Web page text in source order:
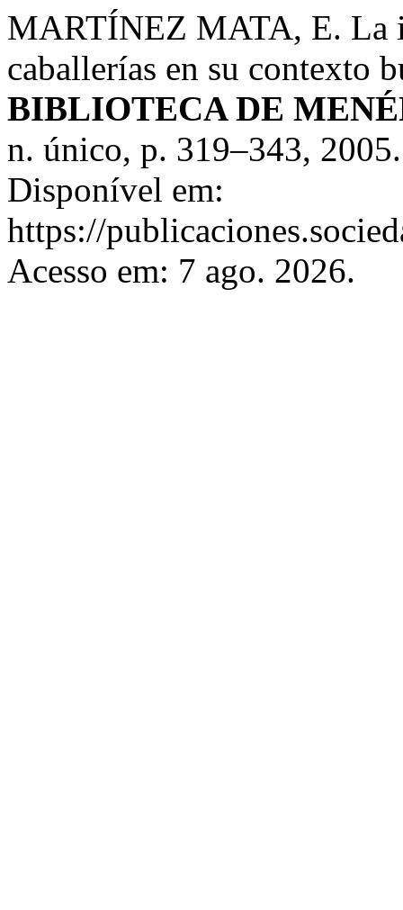
MARTÍNEZ MATA, E. La
caballerías en su contexto
BIBLIOTECA DE
n. único, p. 319–343,
Disponível em:
https://
Acesso em: 7 ago. 2026.